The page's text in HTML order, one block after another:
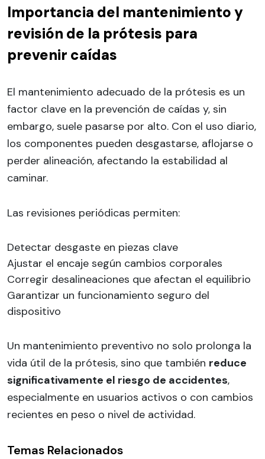
Importancia del mantenimiento y
revisión de la prótesis para
prevenir caídas
El mantenimiento adecuado de la prótesis es un
factor clave en la prevención de caídas y, sin
embargo, suele pasarse por alto. Con el uso diario,
los componentes pueden desgastarse, aflojarse o
perder alineación, afectando la estabilidad al
caminar.
Las revisiones periódicas permiten:
Detectar desgaste en piezas clave
Ajustar el encaje según cambios corporales
Corregir desalineaciones que afectan el equilibrio
Garantizar un funcionamiento seguro del
dispositivo
Un mantenimiento preventivo no solo prolonga la
vida útil de la prótesis, sino que también reduce
significativamente el riesgo de accidentes,
especialmente en usuarios activos o con cambios
recientes en peso o nivel de actividad.
Temas Relacionados